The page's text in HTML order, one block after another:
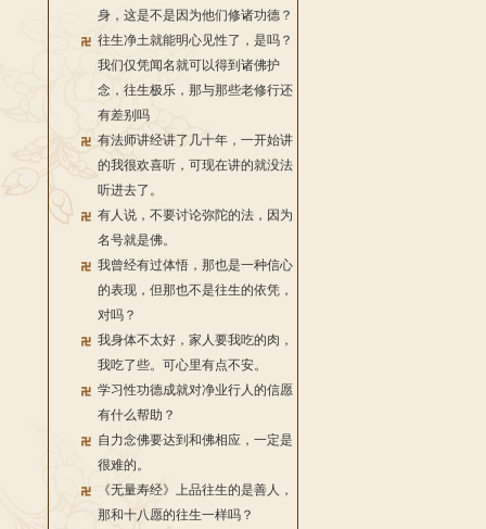
身，这是不是因为他们修诸功德？
往生净土就能明心见性了，是吗？
我们仅凭闻名就可以得到诸佛护
念，往生极乐，那与那些老修行还
有差别吗
有法师讲经讲了几十年，一开始讲
的我很欢喜听，可现在讲的就没法
听进去了。
有人说，不要讨论弥陀的法，因为
名号就是佛。
我曾经有过体悟，那也是一种信心
的表现，但那也不是往生的依凭，
对吗？
我身体不太好，家人要我吃的肉，
我吃了些。可心里有点不安。
学习性功德成就对净业行人的信愿
有什么帮助？
自力念佛要达到和佛相应，一定是
很难的。
《无量寿经》上品往生的是善人，
那和十八愿的往生一样吗？